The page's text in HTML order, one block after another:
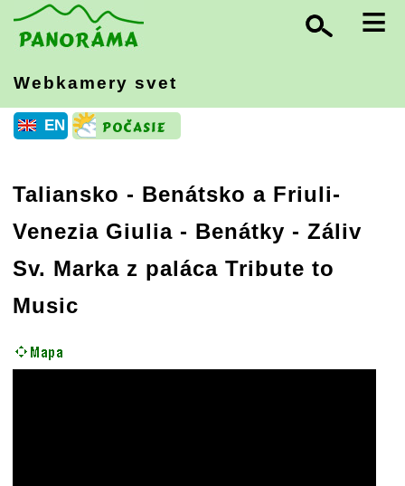
≡
Webkamery svet
EN
Taliansko - Benátsko a Friuli-
Venezia Giulia - Benátky - Záliv
Sv. Marka z paláca Tribute to
Music